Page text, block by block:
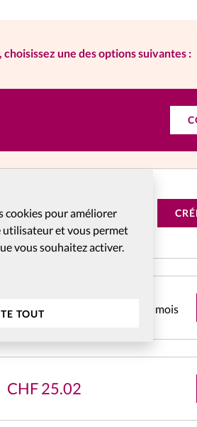
cookies pour améliorer
utilisateur et vous permet
vous souhaitez activer.
TOUT
une des options suivantes :
aux abonnés pendant 14
CHF pendant 1 mois
CHF25.02